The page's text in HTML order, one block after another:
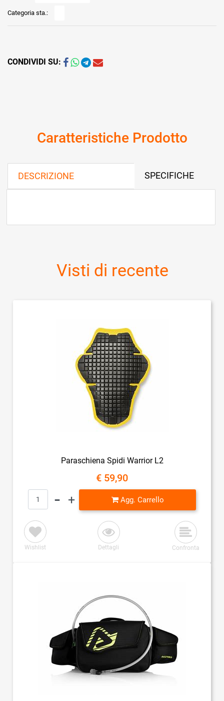
Categoria sta.:
CONDIVIDI SU:
Caratteristiche Prodotto
DESCRIZIONE SPECIFICHE
Visti di recente
Paraschiena Spidi Warrior L2
€ 59,90
Quantità
Agg. Carrello
Wishlist Dettagli Confronta